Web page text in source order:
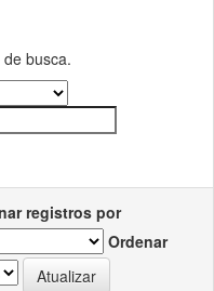
busca.
registros por
Ordenar